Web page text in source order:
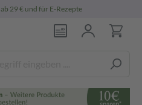
ab 29 € und für E-Rezepte